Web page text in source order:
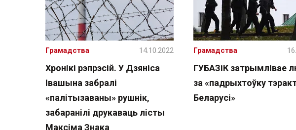
Хронікі рэпрэсій. У Дзяніса
Івашына забралі
«палітызаваны» рушнік,
забаранілі друкаваць лісты
Максіма Знака
Грамадства 14.10.2022
ГУБАЗіК затрымлівае
за «падрыхтоўку
Беларусі»
Грамадства